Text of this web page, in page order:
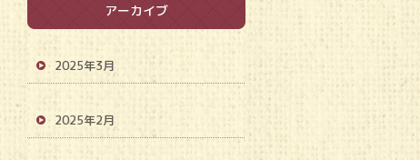
アーカイブ
2025年3月
2025年2月